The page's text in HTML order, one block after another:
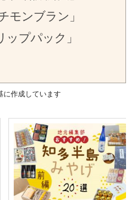
モンブラン」
プパック」
に作成しています